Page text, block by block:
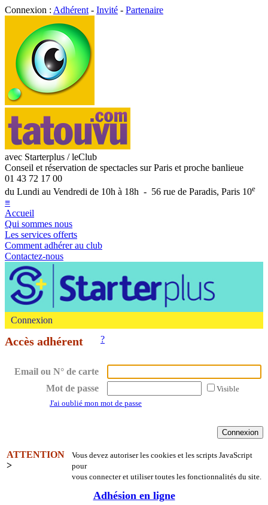
Connexion : Adhérent - Invité - Partenaire
avec Starterplus / leClub
Conseil et réservation de spectacles sur Paris et proche banlieue
01 43 72 17 00
du Lundi au Vendredi de 10h à 18h - 56 rue de Paradis, Paris 10e
≡
Accueil
Qui sommes nous
Les services offerts
Comment adhérer au club
Contactez-nous
Connexion
Accès adhérent ?
Email ou N° de carte
Mot de passe
Visible
J'ai oublié mon mot de passe
ATTENTION
>
Vous devez autoriser les cookies et les scripts JavaScript
pour
vous connecter et utiliser toutes les fonctionnalités du site.
Adhésion en ligne